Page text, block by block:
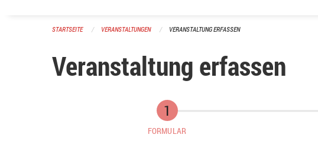
STARTSEITE VERANSTALTUNGEN VERANSTALTUNG ERFASSEN
Veranstaltung erfassen
FORMULAR